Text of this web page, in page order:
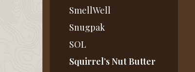
SmellWell
Snugpak
SOL
Squirrel’s Nut Butter